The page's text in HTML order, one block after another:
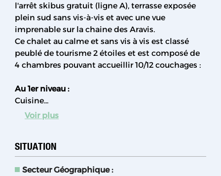
l'arrêt skibus gratuit (ligne A), terrasse exposée
plein sud sans vis-à-vis et avec une vue
imprenable sur la chaine des Aravis.
Ce chalet au calme et sans vis à vis est classé
peublé de tourisme 2 étoiles et est composé de
4 chambres pouvant accueillir 10/12 couchages :
Au 1er niveau :
Cuisine...
Voir plus
SITUATION
Secteur Géographique :